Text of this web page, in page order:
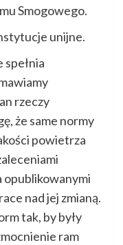
Smogowego.
unijne.
spełnia
rzeczy
że same normy
powietrza
nad jej zmianą.
tak, by były
ram